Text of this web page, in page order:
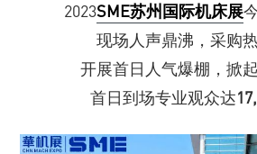
2023SME苏州国际机床展
现场人声鼎沸，采购
开展首日人气爆棚，掀
首日到场专业观众达